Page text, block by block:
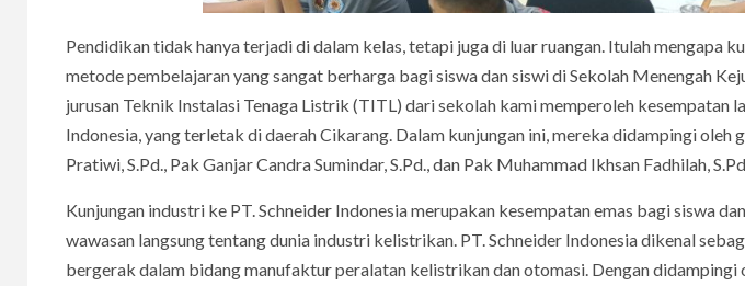
Pendidikan tidak hanya terjadi di dalam kelas, tetapi juga di luar ruangan. Itulah mengapa
metode pembelajaran yang sangat berharga bagi siswa dan siswi di Sekolah Menengah
jurusan Teknik Instalasi Tenaga Listrik (TITL) dari sekolah kami memperoleh kesempatan
Indonesia, yang terletak di daerah Cikarang. Dalam kunjungan ini, mereka didampingi
Pratiwi, S.Pd., Pak Ganjar Candra Sumindar, S.Pd., dan Pak Muhammad Ikhsan Fadhilah, S.Pd.
Kunjungan industri ke PT. Schneider Indonesia merupakan kesempatan emas bagi siswa
wawasan langsung tentang dunia industri kelistrikan. PT. Schneider Indonesia dikenal
bergerak dalam bidang manufaktur peralatan kelistrikan dan otomasi. Dengan didampingi